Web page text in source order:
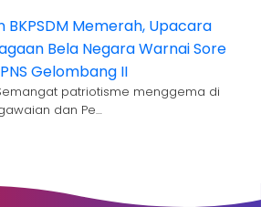
BKPSDM Memerah, Upacara
Bela Negara Warnai Sore
Gelombang II
patriotisme menggema di
dan Pe…